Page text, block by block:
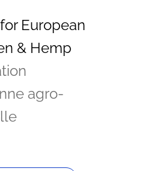
European
& Hemp
agro-